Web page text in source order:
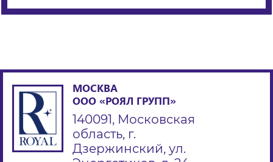
МОСКВА
ООО «РОЯЛ ГРУПП»
140091, Московская
область, г.
Дзержинский, ул.